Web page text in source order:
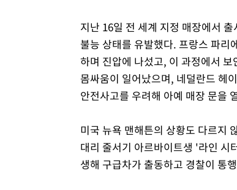
지난 16일 전 세계 지정 매장에서
불능 상태를 유발했다. 프랑스 파리
하며 진압에 나섰고, 이 과정에서
몸싸움이 일어났으며, 네덜란드 헤
안전사고를 우려해 아예 매장 문을
미국 뉴욕 맨해튼의 상황도 다르지
대리 줄서기 아르바이트생 '라인 시
생해 구급차가 출동하고 경찰이 통